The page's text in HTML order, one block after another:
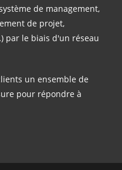
de management,
de projet,
par le biais d'un réseau
un ensemble de
pour répondre à